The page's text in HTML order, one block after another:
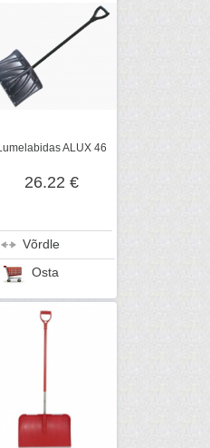
Lumelabidas ALUX 46
26.22 €
Võrdle
Osta